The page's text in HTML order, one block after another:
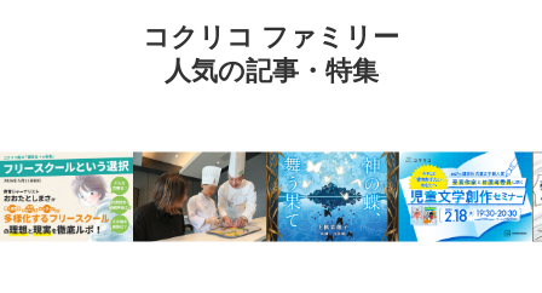
コクリコ ファミリー
人気の記事・特集